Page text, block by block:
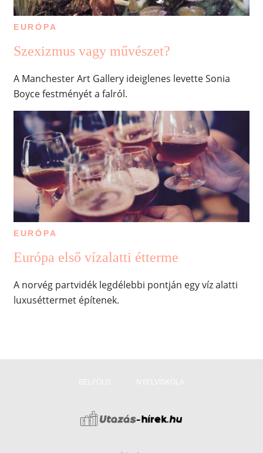
EURÓPA
Szexizmus vagy művészet?
A Manchester Art Gallery ideiglenes levette Sonia
Boyce festményét a falról.
EURÓPA
Európa első vízalatti étterme
A norvég partvidék legdélebbi pontján egy víz alatti
luxuséttermet építenek.